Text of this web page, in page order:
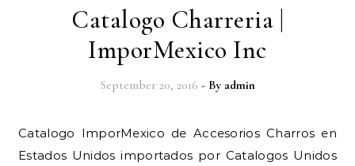
Catalogo Charreria |
ImporMexico Inc
September 20, 2016 - By admin
Catalogo ImporMexico de Accesorios Charros en
Estados Unidos importados por Catalogos Unidos